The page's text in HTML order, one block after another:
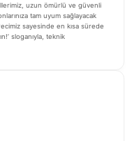
uzun ömürlü ve güvenli
tam uyum sağlayacak
sayesinde en kısa sürede
sloganıyla, teknik